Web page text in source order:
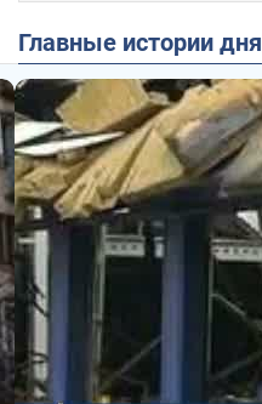
Главные истории дня